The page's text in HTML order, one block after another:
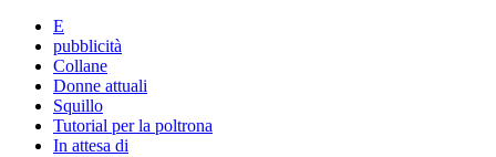
E
pubblicità
Collane
Donne attuali
Squillo
Tutorial per la poltrona
In attesa di